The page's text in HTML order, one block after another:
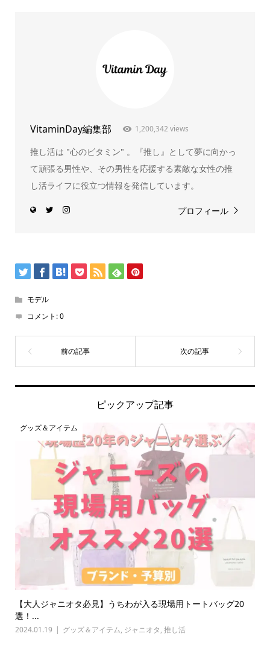
VitaminDay編集部 1,200,342 views
推し活は "心のビタミン" 。『推し』として夢に向かっ
て頑張る男性や、その男性を応援する素敵な女性の推
し活ライフに役立つ情報を発信しています。
プロフィール
モデル
コメント:0
ピックアップ記事
グッズ＆アイテム
【大人ジャニオタ必見】うちわが入る現場用トートバッグ20
選！...
2024.01.19 グッズ＆アイテム, ジャニオタ, 推し活